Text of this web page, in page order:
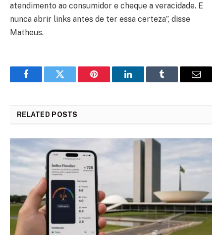
atendimento ao consumidor e cheque a veracidade. E
nunca abrir links antes de ter essa certeza”, disse
Matheus.
FacebookTwitter Pinterest LinkedInTumblr Email
RELATED POSTS